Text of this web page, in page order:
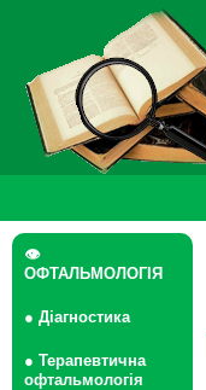
👁
ОФТАЛЬМОЛОГІЯ
● Діагностика
● Терапевтична
офтальмологія